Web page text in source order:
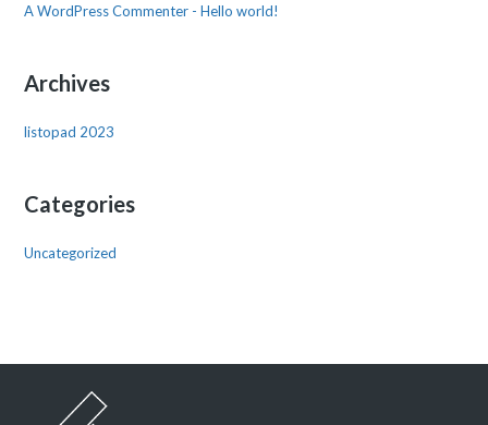
A WordPress Commenter -Hello world!
Archives
listopad 2023
Categories
Uncategorized